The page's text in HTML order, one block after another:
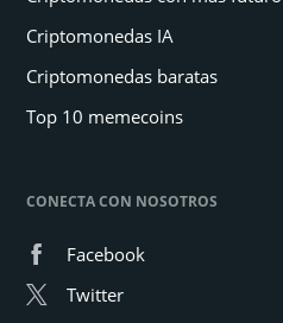
Criptomonedas IA
Criptomonedas baratas
Top 10 memecoins
CONECTA CON NOSOTROS
Facebook
Twitter